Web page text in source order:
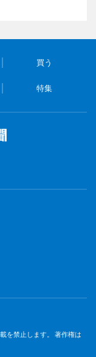
買う
特集
を禁止します。 著作権は